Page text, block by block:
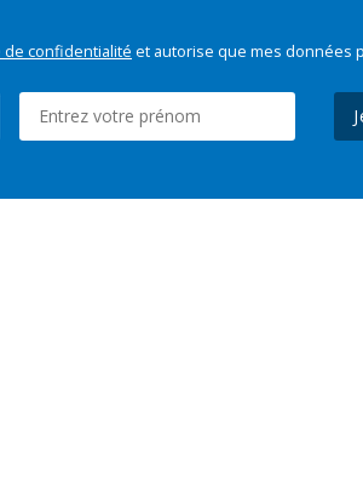
de confidentialité et autorise que mes données